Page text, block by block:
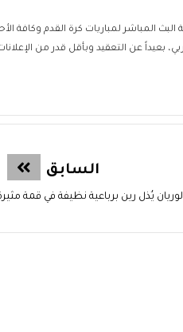
السابق
لوريان يُذل رين برباعية نظيفة في قمة